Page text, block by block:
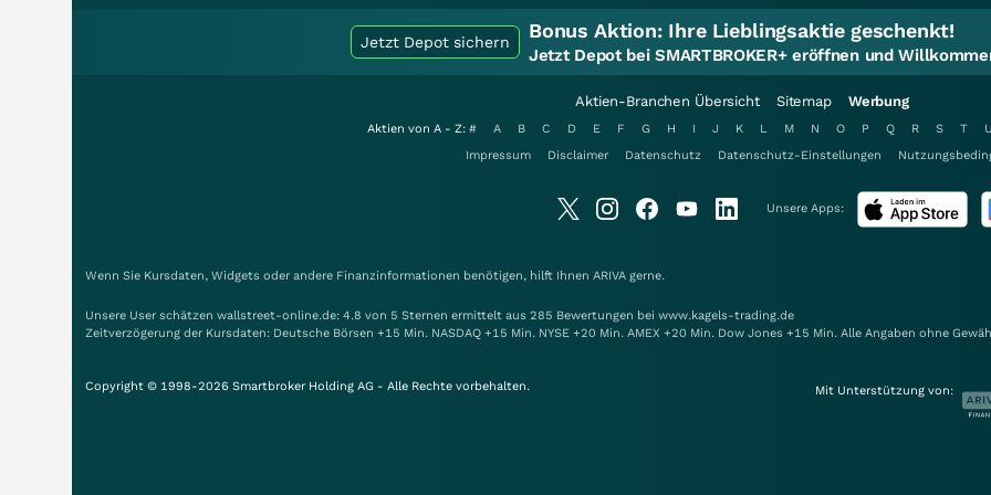
Jetzt Depot sichern Bonus Aktion: Ihre Lieblingsaktie geschenkt!
Jetzt Depot bei SMARTBROKER+ eröffnen und
Aktien-Branchen Übersicht Sitemap Werbung
Aktien von A - Z: # A B C D E F G H I J K L M N O P Q R S T
Impressum
Disclaimer Datenschutz Datenschutz-Einstellungen
Unsere Apps:
Wenn Sie Kursdaten, Widgets oder andere Finanzinformationen benötigen, hilft Ihnen ARIVA gerne.
Unsere User schätzen wallstreet-online.de: 4.8 von 5 Sternen ermittelt aus 285 Bewertungen bei www.kagels-trading.de
Zeitverzögerung der Kursdaten: Deutsche Börsen +15 Min. NASDAQ +15 Min. NYSE +20 Min. AMEX +20 Min. Dow Jones +15 Min. Alle Angaben ohne
Copyright © 1998-2026 Smartbroker Holding AG - Alle Rechte vorbehalten. Mit Unterstützung von: